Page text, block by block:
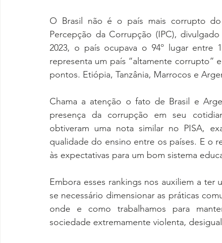
O Brasil não é o país mais corrupto
Percepção da Corrupção (IPC),
2023, o país ocupava o 94º lugar entre
representa um país “altamente corrupto”
pontos. Etiópia, Tanzânia, Marrocos e
Chama a atenção o fato de Brasil e
presença da corrupção em seu
obtiveram uma nota similar no PISA,
qualidade do ensino entre os países. E o
às expectativas para um bom sistema
Embora esses rankings nos auxiliem a
se necessário dimensionar as práticas
onde e como trabalhamos para
sociedade extremamente violenta,